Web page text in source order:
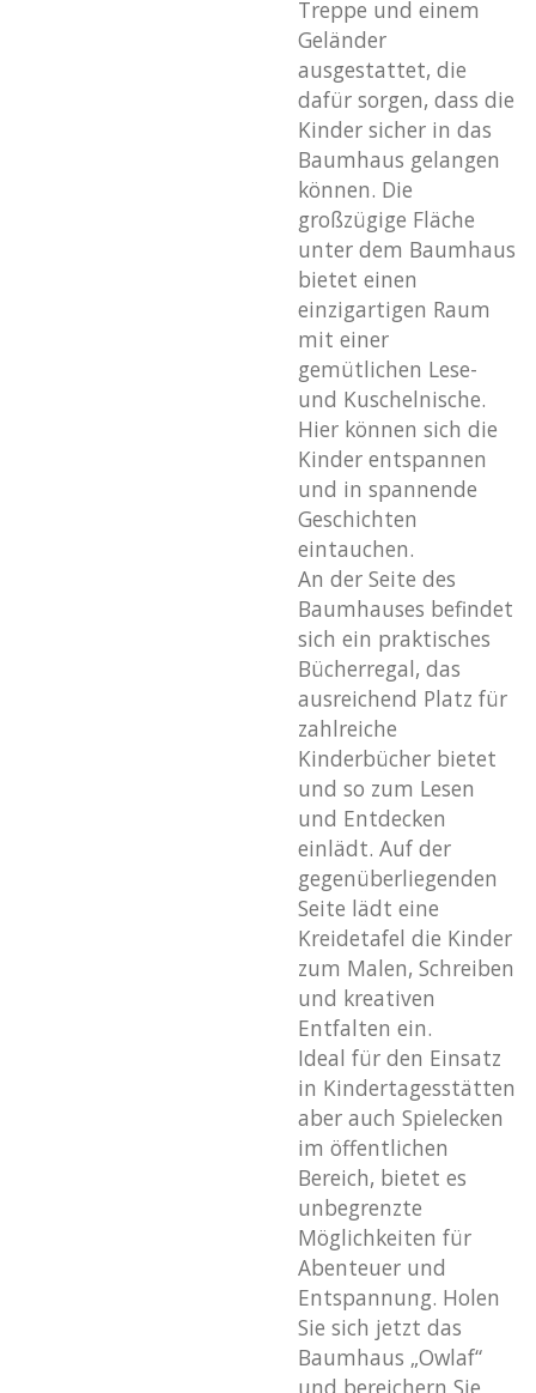
Treppe und einem
Geländer
ausgestattet, die
dafür sorgen, dass die
Kinder sicher in das
Baumhaus gelangen
können. Die
großzügige Fläche
unter dem Baumhaus
bietet einen
einzigartigen Raum
mit einer
gemütlichen Lese-
und Kuschelnische.
Hier können sich die
Kinder entspannen
und in spannende
Geschichten
eintauchen.
An der Seite des
Baumhauses befindet
sich ein praktisches
Bücherregal, das
ausreichend Platz für
zahlreiche
Kinderbücher bietet
und so zum Lesen
und Entdecken
einlädt. Auf der
gegenüberliegenden
Seite lädt eine
Kreidetafel die Kinder
zum Malen, Schreiben
und kreativen
Entfalten ein.
Ideal für den Einsatz
in Kindertagesstätten
aber auch Spielecken
im öffentlichen
Bereich, bietet es
unbegrenzte
Möglichkeiten für
Abenteuer und
Entspannung. Holen
Sie sich jetzt das
Baumhaus „Owlaf“
und bereichern Sie